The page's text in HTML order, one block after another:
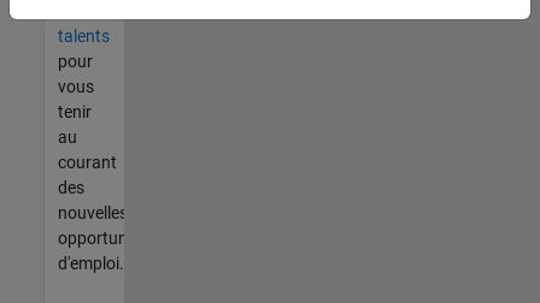
talents
pour
vous
tenir
au
courant
des
nouvelles
opportunités
d'emploi.